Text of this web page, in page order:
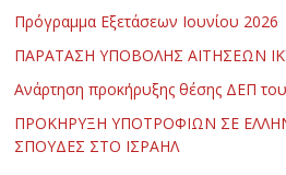
Πρόγραμμα Εξετάσεων Ιουνίου 2026
ΠΑΡΑΤΑΣΗ ΥΠΟΒΟΛΗΣ ΑΙΤΗΣΕΩΝ
Ανάρτηση προκήρυξης θέσης ΔΕΠ
ΠΡΟΚΗΡΥΞΗ ΥΠΟΤΡΟΦΙΩΝ ΣΕ
ΣΠΟΥΔΕΣ ΣΤΟ ΙΣΡΑΗΛ